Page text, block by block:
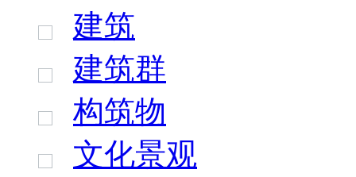
建筑
建筑群
构筑物
文化景观